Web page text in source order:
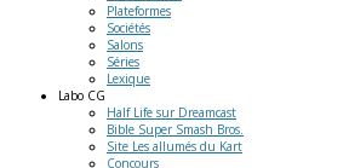
Plateformes
Sociétés
Salons
Séries
Lexique
Labo CG
Half Life sur Dreamcast
Bible Super Smash Bros.
Site Les allumés du Kart
Concours